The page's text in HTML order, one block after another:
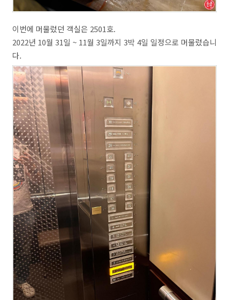
이번에 머물렀던 객실은 2501호.
2022년 10월 31일 ~ 11월 3일까지 3박 4일 일정으로 머물렀습니
다.